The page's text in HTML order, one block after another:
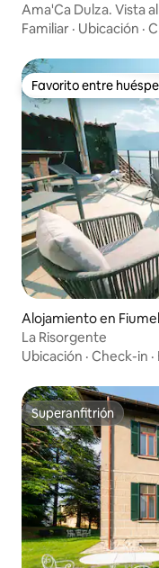
Ama'Ca Dulza. Vista
Familiar · Ubicación ·
Favorito entre
Favorito entre
Alojamiento en
La Risorgente
Ubicación · Check-in ·
Superanfitrión
Superanfitrión